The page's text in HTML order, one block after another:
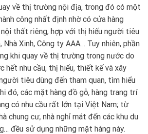
về thị trường nội địa, trong đó có một
công nhất định nhờ có cửa hàng
thất riêng, hợp với thị hiếu người tiêu
Nhà Xinh, Công ty AAA… Tuy nhiên, phần
khi quay về thị trường trong nước do
hết nhu cầu, thị hiếu, thiết kế và xây
tiêu dùng đến tham quan, tìm hiểu
đó, các mặt hàng đồ gỗ, hàng trang trí
có nhu cầu rất lớn tại Việt Nam; từ
chung cư, nhà nghỉ mát đến các khu du
đều sử dụng những mặt hàng này.